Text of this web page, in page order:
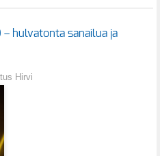
– hulvatonta sanailua ja
Hirvi